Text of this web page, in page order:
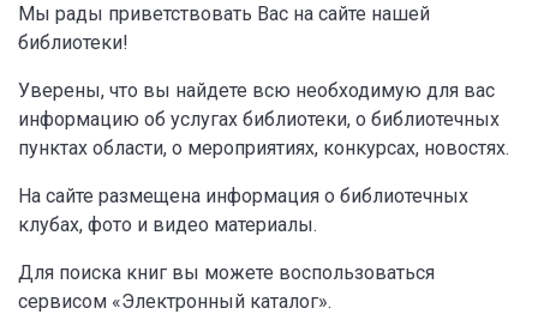
Мы рады приветствовать Вас на сайте нашей
библиотеки!
Уверены, что вы найдете всю необходимую для вас
информацию об услугах библиотеки, о библиотечных
пунктах области, о мероприятиях, конкурсах, новостях.
На сайте размещена информация о библиотечных
клубах, фото и видео материалы.
Для поиска книг вы можете воспользоваться
сервисом «Электронный каталог».